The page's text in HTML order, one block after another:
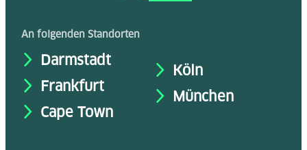
An folgenden Standorten
Darmstadt
Frankfurt
Cape Town
Köln
München